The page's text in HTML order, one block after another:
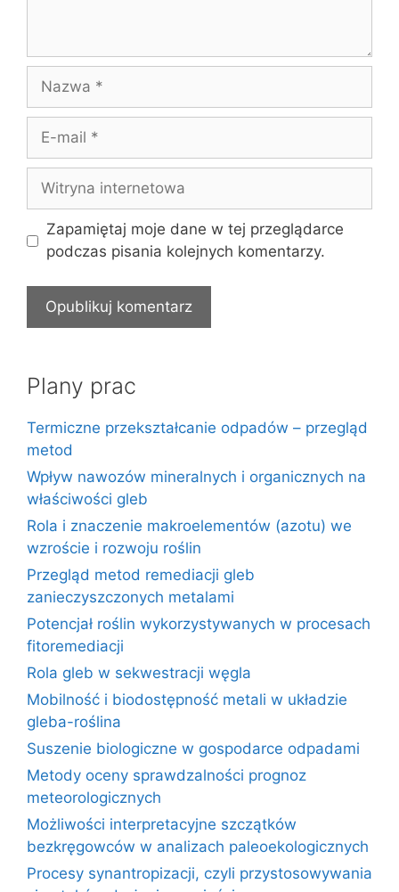
Nazwa
Witryna
internetowa
Zapamiętaj moje dane w tej przeglądarce
podczas pisania kolejnych komentarzy.
Plany prac
Termiczne przekształcanie odpadów – przegląd
metod
Wpływ nawozów mineralnych i organicznych na
właściwości gleb
Rola i znaczenie makroelementów (azotu) we
wzroście i rozwoju roślin
Przegląd metod remediacji gleb
zanieczyszczonych metalami
Potencjał roślin wykorzystywanych w procesach
fitoremediacji
Rola gleb w sekwestracji węgla
Mobilność i biodostępność metali w układzie
gleba-roślina
Suszenie biologiczne w gospodarce odpadami
Metody oceny sprawdzalności prognoz
meteorologicznych
Możliwości interpretacyjne szczątków
bezkręgowców w analizach paleoekologicznych
Procesy synantropizacji, czyli przystosowywania